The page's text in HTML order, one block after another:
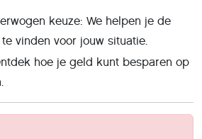
keuze: We helpen je de
vinden voor jouw situatie.
hoe je geld kunt besparen op